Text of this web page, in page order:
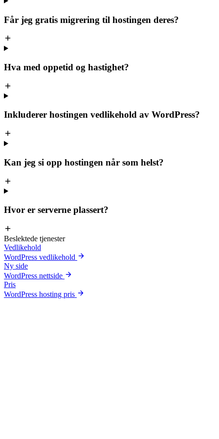
Får jeg gratis migrering til hostingen deres?
Hva med oppetid og hastighet?
Inkluderer hostingen vedlikehold av WordPress?
Kan jeg si opp hostingen når som helst?
Hvor er serverne plassert?
Beslektede tjenester
Vedlikehold
WordPress vedlikehold
Ny side
WordPress nettside
Pris
WordPress hosting pris